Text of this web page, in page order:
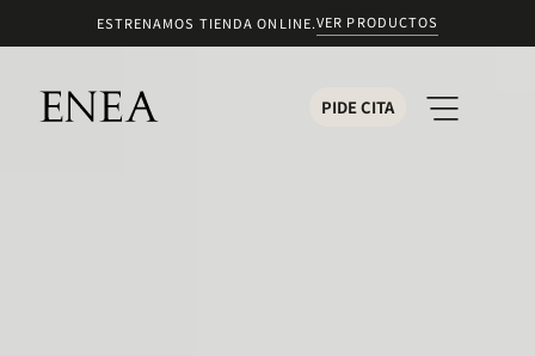
ESTRENAMOS TIENDA ONLINE.VER PRODUCTOS
PIDE CITA